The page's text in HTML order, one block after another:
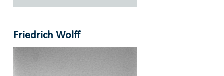
Friedrich Wolff